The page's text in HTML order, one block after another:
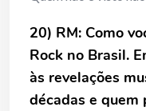
20) RM: Como
Rock no Brasil.
às revelações
décadas e quem